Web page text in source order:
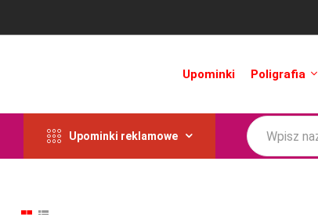
Upominki Poligrafia
Upominki reklamowe